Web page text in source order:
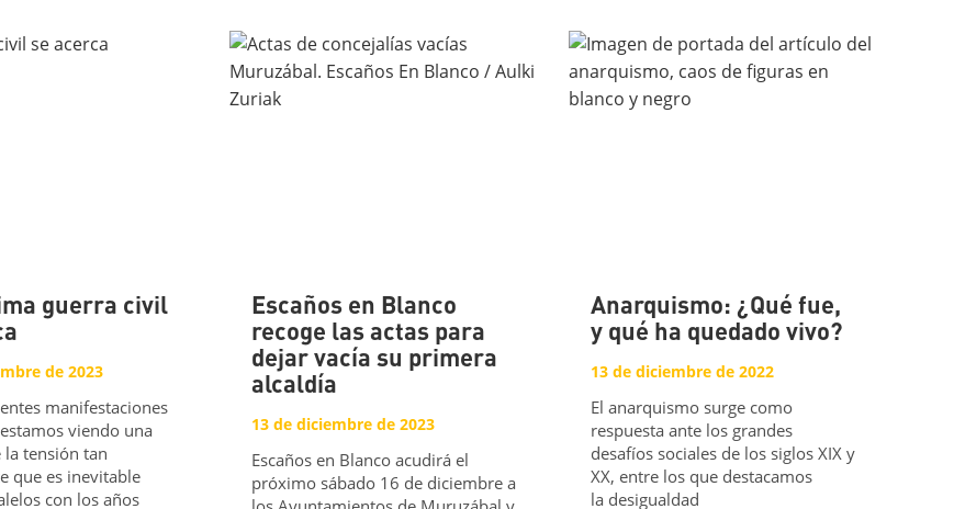
guerra civil
de 2023
manifestaciones
viendo una
la tensión tan
que es inevitable
con los años
Escaños en Blanco
recoge las actas para
dejar vacía su primera
alcaldía
13 de diciembre de 2023
Escaños en Blanco acudirá el
próximo sábado 16 de diciembre a
Anarquismo: ¿Qué fue,
y qué ha quedado vivo?
13 de diciembre de 2022
El anarquismo surge como
respuesta ante los grandes
desafíos sociales de los siglos XIX y
XX, entre los que destacamos
la desigualdad